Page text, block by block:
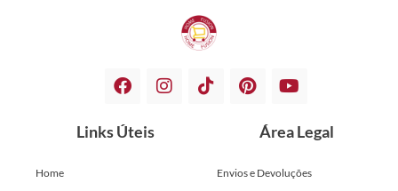
Links Úteis
Home
Área Legal
Envios e Devoluções